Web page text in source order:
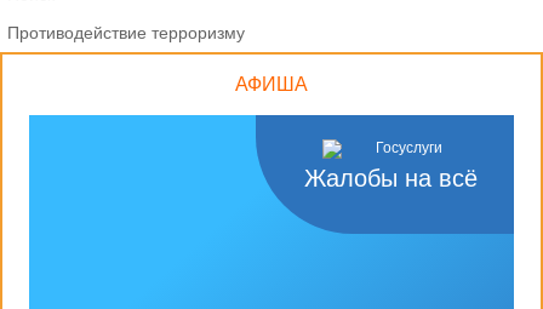
Противодействие терроризму
АФИША
Жалобы на всё